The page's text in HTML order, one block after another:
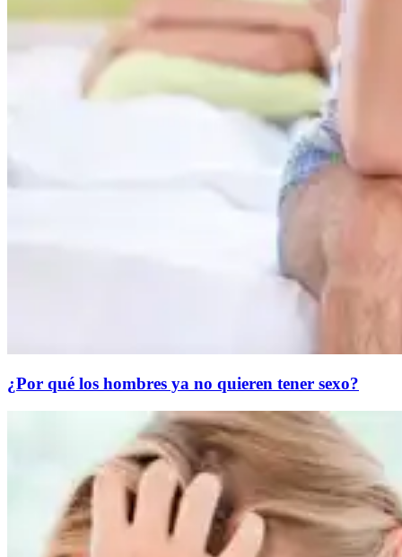
¿Por qué los hombres ya no quieren tener sexo?